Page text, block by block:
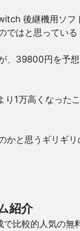
後継機用ソ
ではと思っている
、39800円を予
1万高くなった
かと思うギリギ
紹介
比較的人気の無